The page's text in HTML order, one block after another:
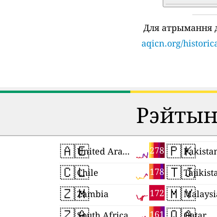
Для атрымання
aqicn.org/
🇦🇪 278
United Arab Emirates
🇨🇱 178
Chile
🇿🇲 172
Zambia
161
🇵🇰
🇹🇯
🇲🇾